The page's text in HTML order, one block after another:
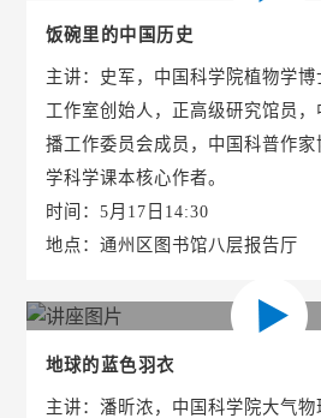
饭碗里的中国历史
主讲：史军，中国科学院植物学
工作室创始人，正高级研究馆员
播工作委员会成员，中国科普作
学科学课本核心作者。
时间：5月17日14:30
地点：通州区图书馆八层报告厅
地球的蓝色羽衣
主讲：潘昕浓，中国科学院大气